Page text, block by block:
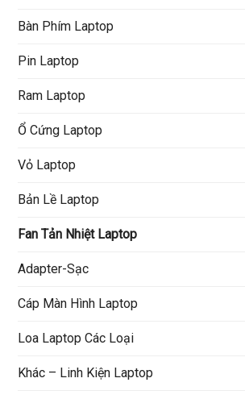
Bàn Phím Laptop
Pin Laptop
Ram Laptop
Ổ Cứng Laptop
Vỏ Laptop
Bản Lề Laptop
Fan Tản Nhiệt Laptop
Adapter-Sạc
Cáp Màn Hình Laptop
Loa Laptop Các Loại
Khác – Linh Kiện Laptop